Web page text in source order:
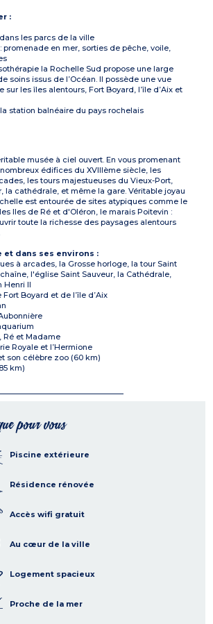
:
les parcs de la ville
promenade en mer, sorties de pêche, voile,
la Rochelle Sud propose une large
soins issus de l’Océan. Il possède une vue
sur les îles alentours, Fort Boyard, l’île d’Aix et
station balnéaire du pays rochelais
musée à ciel ouvert. En vous promenant
édifices du XVIIIème siècle, les
les tours majestueuses du Vieux-Port,
la cathédrale, et même la gare. Véritable joyau
est entourée de sites atypiques comme le
Iles de Ré et d'Oléron, le marais Poitevin :
toute la richesse des paysages alentours
et dans ses environs :
à arcades, la Grosse horloge, la tour Saint
l'église Saint Sauveur, la Cathédrale,
Henri II
Boyard et de l’île d’Aix
Ré et Madame
Royale et l’Hermione
son célèbre zoo (60 km)
km)
pour vous
Piscine extérieure
Résidence rénovée
Accès wifi gratuit
Au cœur de la ville
Logement spacieux
Proche de la mer